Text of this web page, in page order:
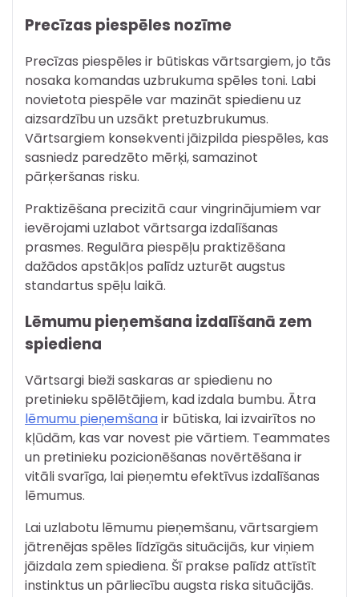
Precīzas piespēles nozīme
Precīzas piespēles ir būtiskas vārtsargiem, jo tās
nosaka komandas uzbrukuma spēles toni. Labi
novietota piespēle var mazināt spiedienu uz
aizsardzību un uzsākt pretuzbrukumus.
Vārtsargiem konsekventi jāizpilda piespēles, kas
sasniedz paredzēto mērķi, samazinot
pārķeršanas risku.
Praktizēšana precizitā caur vingrinājumiem var
ievērojami uzlabot vārtsarga izdalīšanas
prasmes. Regulāra piespēļu praktizēšana
dažādos apstākļos palīdz uzturēt augstus
standartus spēļu laikā.
Lēmumu pieņemšana izdalīšanā zem
spiediena
Vārtsargi bieži saskaras ar spiedienu no
pretinieku spēlētājiem, kad izdala bumbu. Ātra
lēmumu pieņemšanair būtiska, lai izvairītos no
kļūdām, kas var novest pie vārtiem. Teammates
un pretinieku pozicionēšanas novērtēšana ir
vitāli svarīga, lai pieņemtu efektīvus izdalīšanas
lēmumus.
Lai uzlabotu lēmumu pieņemšanu, vārtsargiem
jātrenējas spēles līdzīgās situācijās, kur viņiem
jāizdala zem spiediena. Šī prakse palīdz attīstīt
instinktus un pārliecību augsta riska situācijās.